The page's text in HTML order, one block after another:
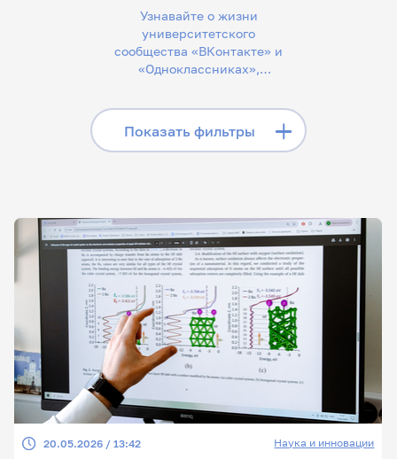
Узнавайте о жизни
университетского
сообщества «ВКонтакте» и
«Одноклассниках»,
смотрите сюжеты на
«Rutube»
Показать фильтры
Скрыть фильтры
Поиск по рубрикам
Поиск по дате
Поиск по темам
20.05.2026 / 13:42 Наука и инновации